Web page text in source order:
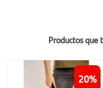
Productos que
20